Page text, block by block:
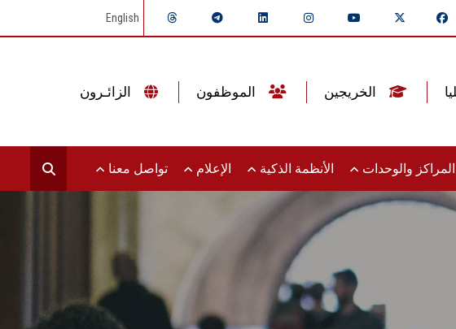
English
المراكز والوحدات الأنظمة الذكية الإعلام تواصل معنا